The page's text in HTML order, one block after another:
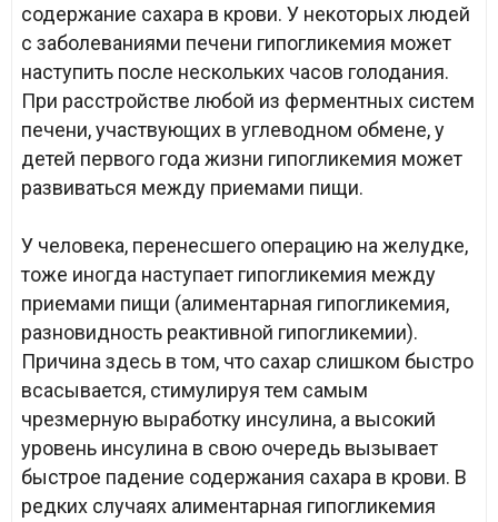
содержание сахара в крови. У некоторых людей
с заболеваниями печени гипогликемия может
наступить после нескольких часов голодания.
При расстройстве любой из ферментных систем
печени, участвующих в углеводном обмене, у
детей первого года жизни гипогликемия может
развиваться между приемами пищи.
У человека, перенесшего операцию на желудке,
тоже иногда наступает гипогликемия между
приемами пищи (алиментарная гипогликемия,
разновидность реактивной гипогликемии).
Причина здесь в том, что сахар слишком быстро
всасывается, стимулируя тем самым
чрезмерную выработку инсулина, а высокий
уровень инсулина в свою очередь вызывает
быстрое падение содержания сахара в крови. В
редких случаях алиментарная гипогликемия